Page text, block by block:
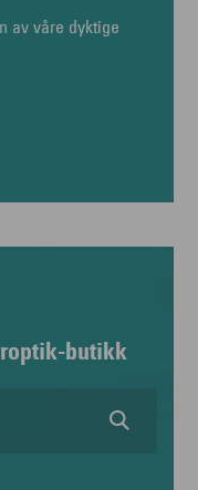
av våre dyktige
butikk